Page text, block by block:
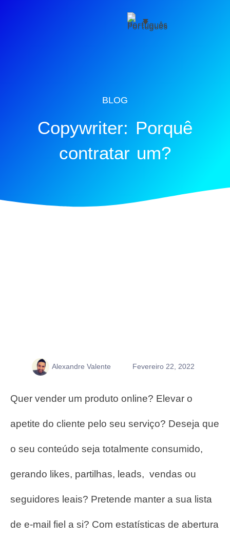
BLOG
Copywriter: Porquê
contratar um?
Alexandre Valente Fevereiro 22, 2022
Quer vender um produto online? Elevar o
apetite do cliente pelo seu serviço? Deseja que
o seu conteúdo seja totalmente consumido,
gerando likes, partilhas, leads, vendas ou
seguidores leais? Pretende manter a sua lista
de e-mail fiel a si? Com estatísticas de abertura